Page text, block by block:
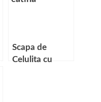
Scapa de
Celulita cu